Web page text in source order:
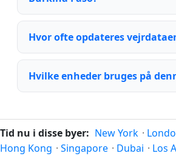
Hvor ofte opdateres
Hvilke enheder bruges på
Tid nu i disse byer: New York ·
Hong Kong · Singapore · Dubai · Los